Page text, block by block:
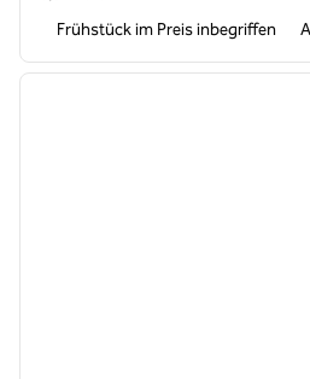
Frühstück im Preis inbegriffen
1 von 11